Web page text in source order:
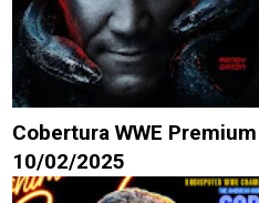
Cobertura WWE
10/02/2025